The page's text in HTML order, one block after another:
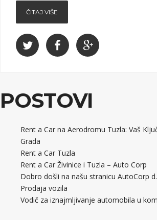
ČITAJ VIŠE
POSTOVI
Rent a Car na Aerodromu Tuzla: Vaš
Grada
Rent a Car Tuzla
Rent a Car Živinice i Tuzla – Auto Corp
Dobro došli na našu stranicu AutoCorp
Prodaja vozila
Vodič za iznajmljivanje automobila u